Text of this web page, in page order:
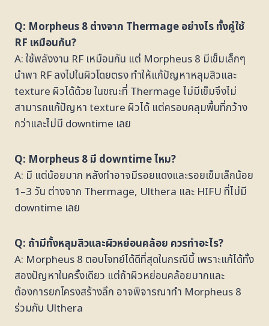
Q: Morpheus 8 ต่างจาก Thermage อย่างไร ทั้งคู่ใช้
RF เหมือนกัน?
A: ใช้พลังงาน RF เหมือนกัน แต่ Morpheus 8 มีเข็มเล็กๆ
นำพา RF ลงไปในผิวโดยตรง ทำให้แก้ปัญหาหลุมสิวและ
texture ผิวได้ด้วย ในขณะที่ Thermage ไม่มีเข็มจึงไม่
สามารถแก้ปัญหา texture ผิวได้ แต่ครอบคลุมพื้นที่กว้าง
กว่าและไม่มี downtime เลย
Q: Morpheus 8 มี downtime ไหม?
A: มี แต่น้อยมาก หลังทำอาจมีรอยแดงและรอยเข็มเล็กน้อย
1–3 วัน ต่างจาก Thermage, Ulthera และ HIFU ที่ไม่มี
downtime เลย
Q: ถ้ามีทั้งหลุมสิวและผิวหย่อนคล้อย ควรทำอะไร?
A: Morpheus 8 ตอบโจทย์ได้ดีที่สุดในกรณีนี้ เพราะแก้ได้ทั้ง
สองปัญหาในครั้งเดียว แต่ถ้าผิวหย่อนคล้อยมากและ
ต้องการยกโครงสร้างลึก อาจพิจารณาทำ Morpheus 8
ร่วมกับ Ulthera